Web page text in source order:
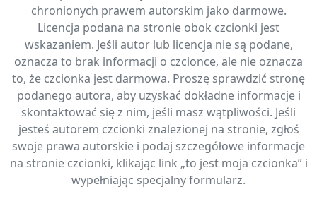
chronionych prawem autorskim jako darmowe.
Licencja podana na stronie obok czcionki jest
wskazaniem. Jeśli autor lub licencja nie są podane,
oznacza to brak informacji o czcionce, ale nie oznacza
to, że czcionka jest darmowa. Proszę sprawdzić stronę
podanego autora, aby uzyskać dokładne informacje i
skontaktować się z nim, jeśli masz wątpliwości. Jeśli
jesteś autorem czcionki znalezionej na stronie, zgłoś
swoje prawa autorskie i podaj szczegółowe informacje
na stronie czcionki, klikając link „to jest moja czcionka” i
wypełniając specjalny formularz.